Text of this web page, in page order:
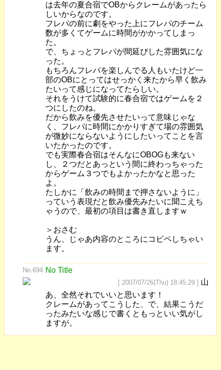
は去年の夏合宿でOBからクレームがあったら
しいからなのです。
フレパの前に劇をやった上にフレパのチーム
数が多くてゲームに時間がかかってしまっ
た。
で、ちょっとフレパが間延びした雰囲気にな
った。
もちろんフレパを楽しんでる人もいたけど一
部のOBにとってはせっかく来たから早く飲み
たいって感じになってたらしい。
それをうけて試験的に春合宿ではゲームを２
つにしたのね。
だから飲みを優先させたいって意味じゃな
く、フレパに時間にかかりすぎて場の雰囲気
が微妙にならないようにしたいってことを言
いたかったのです。
でも実際春合宿はそんなにOBOGも来ない
し、２つだとあっという間に終わっちゃった
からゲーム３つでもよかったかなと思った
よ。
たしかに「飲みの時間まで押さないように」
っていう表現だと飲み優先みたいに聞こえち
ゃうので、最初の項目は書き直しますｗ
＞おさむ
うん、じゃあ内容のところにコピペしちゃい
ます。
No.694 No Title
[ 2007/07/26(Thu) 18:45:29 ] 山
あ、全然それでいいと思います！
クレームがあってこうした、で、結果こうだ
ったみたいな感じで書くともっといい気がし
ますが。